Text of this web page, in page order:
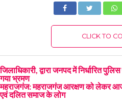
CLICK TO
जिलाधिकारी, द्वारा जनपद में निर्धारित
गया भ्रमण
महराजगंज: महराजगंज आरक्षण को लेकर
एवं दलित समाज के लोग